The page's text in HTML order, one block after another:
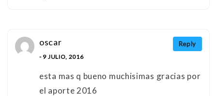
Reply
oscar
- 9 JULIO, 2016
esta mas q bueno muchisimas gracias por
el aporte 2016